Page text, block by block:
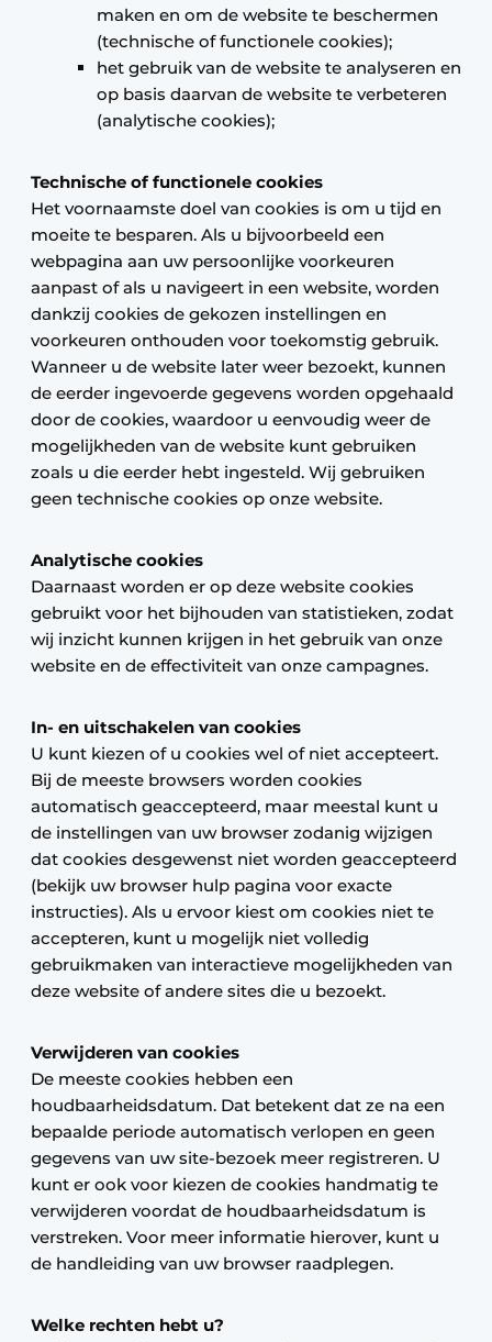
maken en om de website te beschermen
(technische of functionele cookies);
het gebruik van de website te analyseren en
op basis daarvan de website te verbeteren
(analytische cookies);
Technische of functionele cookies
Het voornaamste doel van cookies is om u tijd en
moeite te besparen. Als u bijvoorbeeld een
webpagina aan uw persoonlijke voorkeuren
aanpast of als u navigeert in een website, worden
dankzij cookies de gekozen instellingen en
voorkeuren onthouden voor toekomstig gebruik.
Wanneer u de website later weer bezoekt, kunnen
de eerder ingevoerde gegevens worden opgehaald
door de cookies, waardoor u eenvoudig weer de
mogelijkheden van de website kunt gebruiken
zoals u die eerder hebt ingesteld. Wij gebruiken
geen technische cookies op onze website.
Analytische cookies
Daarnaast worden er op deze website cookies
gebruikt voor het bijhouden van statistieken, zodat
wij inzicht kunnen krijgen in het gebruik van onze
website en de effectiviteit van onze campagnes.
In- en uitschakelen van cookies
U kunt kiezen of u cookies wel of niet accepteert.
Bij de meeste browsers worden cookies
automatisch geaccepteerd, maar meestal kunt u
de instellingen van uw browser zodanig wijzigen
dat cookies desgewenst niet worden geaccepteerd
(bekijk uw browser hulp pagina voor exacte
instructies). Als u ervoor kiest om cookies niet te
accepteren, kunt u mogelijk niet volledig
gebruikmaken van interactieve mogelijkheden van
deze website of andere sites die u bezoekt.
Verwijderen van cookies
De meeste cookies hebben een
houdbaarheidsdatum. Dat betekent dat ze na een
bepaalde periode automatisch verlopen en geen
gegevens van uw site-bezoek meer registreren. U
kunt er ook voor kiezen de cookies handmatig te
verwijderen voordat de houdbaarheidsdatum is
verstreken. Voor meer informatie hierover, kunt u
de handleiding van uw browser raadplegen.
Welke rechten hebt u?